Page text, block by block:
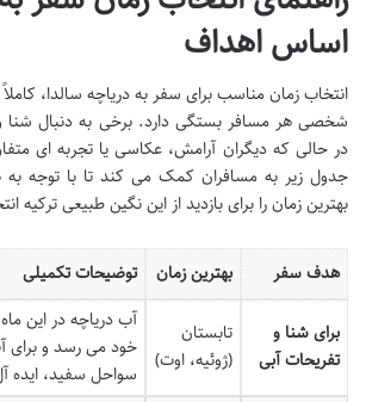
اساس اهداف
انتخاب زمان مناسب برای سفر به دریاچه سالدا،
شخصی هر مسافر بستگی دارد. برخی به دنبال شنا
در حالی که دیگران آرامش، عکاسی یا تجربه ای
جدول زیر به مسافران کمک می کند تا با توجه
بهترین زمان را برای بازدید از این نگین طبیعی ترکیه
هدف سفر بهترین زمان توضیحات تکمیلی
برای شنا و
تفریحات آبی
تابستان
(ژوئیه، اوت)
آب دریاچه در این
خود می رسد و برای
سواحل سفید، ایده